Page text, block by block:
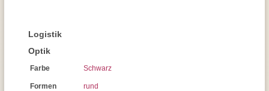
Logistik
Optik
Farbe Schwarz
Formen rund